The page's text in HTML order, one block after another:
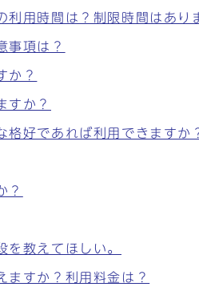
用時間は？制限時間はあり
事項は？
か？
すか？
好であれば利用できますか
？
教えてほしい。
ますか？利用料金は？